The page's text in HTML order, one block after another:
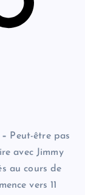
Peut-être pas
avec Jimmy
au cours de
vers 11